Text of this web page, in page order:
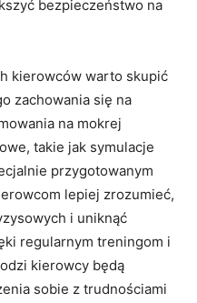
bezpieczeństwo⁤ na
⁤kierowców warto skupić​
zachowania ⁣się na
na mokrej
takie jak⁢ symulacje
przygotowanym
lepiej zrozumieć,
‌i ‌uniknąć
regularnym treningom i
kierowcy będą
sobie ‌z ‍trudnościami